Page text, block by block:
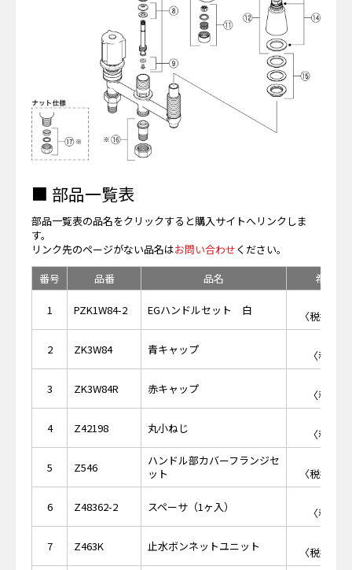
■ 部品一覧表
部品一覧表の品名をクリックすると購入サイトへリンクしま
す。
リンク先のページがない品名はお問い合わせください。
番号
品番 品名 希望小
1 PZK1W84-2 EGハンドルセット 白
〈税抜価
2 ZK3W84 青キャップ
〈税抜
3 ZK3W84R 赤キャップ
〈税抜
4 Z42198 丸小ねじ
〈税抜
5 Z546
ハンドル部カバーフランジセ
ット
〈税抜価
6 Z48362-2 スペーサ（1ヶ入）
〈税抜
7 Z463K 止水ボンネットユニット
〈税抜価